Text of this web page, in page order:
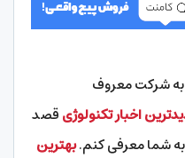
شرکت معروف
اخبار تکنولوژیقصد
بهترین